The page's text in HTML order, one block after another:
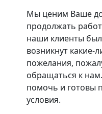
Мы ценим Ваше
продолжать
наши клиенты
возникнут какие-
пожелания,
обращаться к
помочь и готовы
условия.